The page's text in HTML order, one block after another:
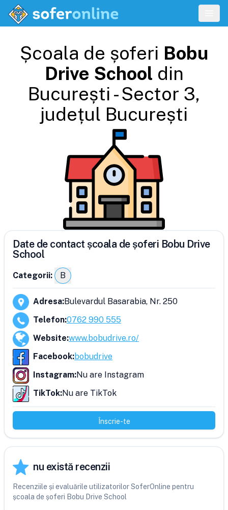
Școala de șoferi Bobu
Drive School din
București - Sector 3,
județul București
Date de contact școala de șoferi Bobu Drive
School
Categorii: B
Adresa:Bulevardul Basarabia, Nr. 250
Telefon:0762 990 555
Website:www.bobudrive.ro/
Facebook:bobudrive
Instagram:Nu are Instagram
TikTok:Nu are TikTok
Înscrie-te
nu există recenzii
Recenziile și evaluările utilizatorilor SoferOnline pentru
școala de șoferi Bobu Drive School